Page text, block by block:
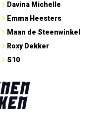
Davina Michelle
Emma Heesters
Maan de Steenwinkel
Roxy Dekker
S10